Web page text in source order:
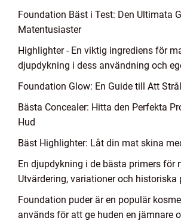
Foundation Bäst i Test: Den Ultimata
Matentusiaster
Highlighter - En viktig ingrediens för
djupdykning i dess användning och
Foundation Glow: En Guide till Att
Bästa Concealer: Hitta den Perfekta
Hud
Bäst Highlighter: Låt din mat skina
En djupdykning i de bästa primers för
Utvärdering, variationer och historiska
Foundation puder är en populär
används för att ge huden en jämnare